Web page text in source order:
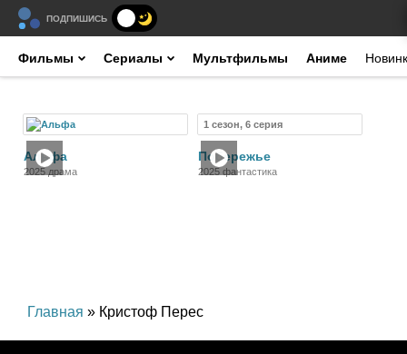
ПОДПИШИСЬ
Фильмы Сериалы Мультфильмы Аниме
Альфа
2025 драма
1 сезон, 6 серия
Побережье
2025 фантастика
Главная » Кристоф Перес